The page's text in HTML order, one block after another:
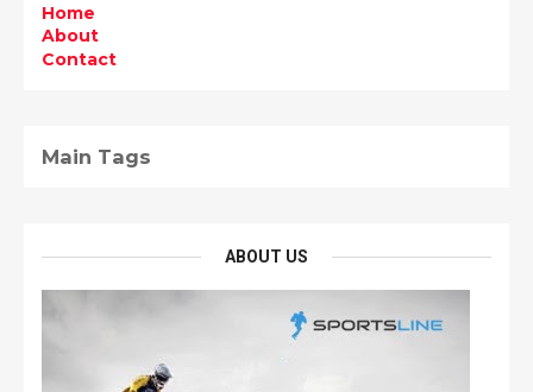
Home
About
Contact
Main Tags
ABOUT US